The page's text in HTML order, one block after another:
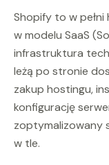
Shopify to w
w modelu SaaS
infrastruktura
leżą po stronie
zakup hostingu,
konfigurację
zoptymalizowany
w tle.